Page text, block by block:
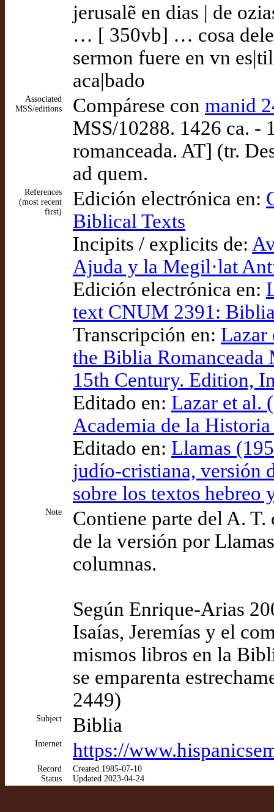
jerusalẽ en dias | de
… [ 350vb] … cosa
sermon fuere en vn
aca|bado
Associated
MSS/editions
Compárese con manid
MSS/10288. 1426 ca. -
romanceada. AT] (tr.
ad quem.
References
(most recent
first)
Edición electrónica en:
Biblical Texts
Incipits / explicits de:
Ajuda y la Megil·lat
Edición electrónica en:
text CNUM 2391:
Transcripción en: Lazar
the Biblia Romanceada
15th Century. Edition,
Editado en: Lazar et al.
Academia de la
Editado en: Llamas
judío-cristiana, versión
sobre los textos hebreo
Note
Contiene parte del A.
de la versión por
columnas.
Según Enrique-Arias
Isaías, Jeremías y el
mismos libros en la
se emparenta
2449)
Subject Biblia
Internet https://
Record
Status
Created 1985-07-10
Updated 2023-04-24